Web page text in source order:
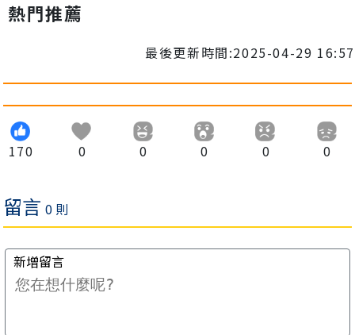
熱門推薦
最後更新時間:2025-04-29 16:57
170 0 0 0 0 0